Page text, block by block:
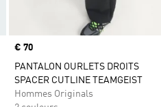
Prix
€ 70
PANTALON OURLETS DROITS
SPACER CUTLINE TEAMGEIST
Hommes Originals